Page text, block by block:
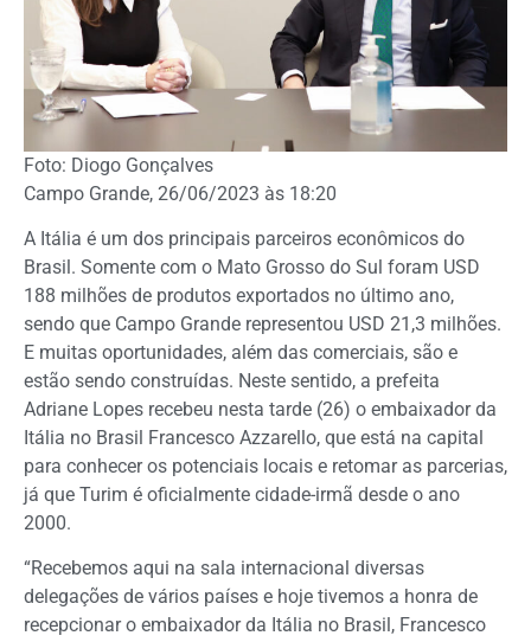
Foto: Diogo Gonçalves
Campo Grande, 26/06/2023 às 18:20
A Itália é um dos principais parceiros econômicos do
Brasil. Somente com o Mato Grosso do Sul foram USD
188 milhões de produtos exportados no último ano,
sendo que Campo Grande representou USD 21,3 milhões.
E muitas oportunidades, além das comerciais, são e
estão sendo construídas. Neste sentido, a prefeita
Adriane Lopes recebeu nesta tarde (26) o embaixador da
Itália no Brasil Francesco Azzarello, que está na capital
para conhecer os potenciais locais e retomar as parcerias,
já que Turim é oficialmente cidade-irmã desde o ano
2000.
“Recebemos aqui na sala internacional diversas
delegações de vários países e hoje tivemos a honra de
recepcionar o embaixador da Itália no Brasil, Francesco